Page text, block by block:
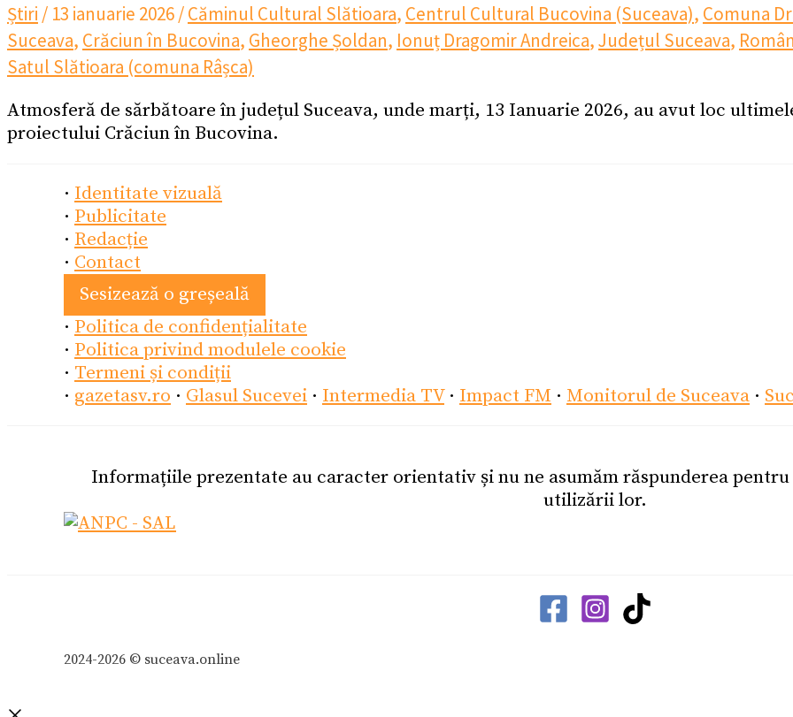
Știri / 13 ianuarie 2026/Căminul Cultural Slătioara, Centrul Cultural Bucovina (Suceava), Comuna
Suceava, Crăciun în Bucovina, Gheorghe Șoldan, Ionuț Dragomir Andreica,Județul Suceava,
Satul Slătioara (comuna Râșca)
Atmosferă de sărbătoare în județul Suceava, unde marți, 13 Ianuarie 2026, au avut loc
proiectului Crăciun în Bucovina.
· Identitate vizuală
· Publicitate
· Redacție
· Contact
Sesizează o greșeală
· Politica de confidențialitate
· Politica privind modulele cookie
· Termeni și condiții
· gazetasv.ro · Glasul Sucevei · Intermedia TV· Impact FM · Monitorul de Suceava ·
Informațiile prezentate au caracter orientativ și nu ne asumăm răspunderea
utilizării lor.
2024-2026 © suceava.online